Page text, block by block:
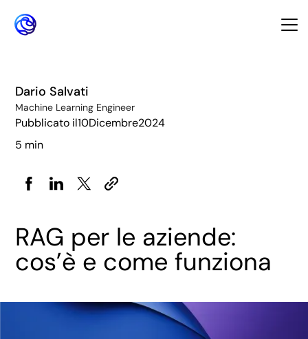
Dario Salvati
Machine Learning Engineer
Pubblicato il10Dicembre2024
5 min
RAG per le aziende:
cos’è e come funziona